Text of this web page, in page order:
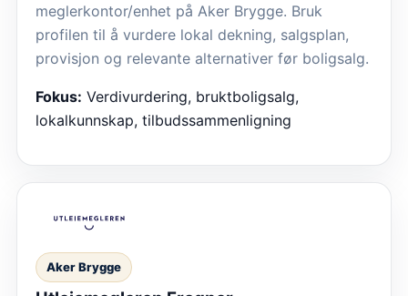
meglerkontor/enhet på Aker Brygge. Bruk
profilen til å vurdere lokal dekning, salgsplan,
provisjon og relevante alternativer før boligsalg.
Fokus: Verdivurdering, bruktboligsalg,
lokalkunnskap, tilbudssammenligning
Aker Brygge